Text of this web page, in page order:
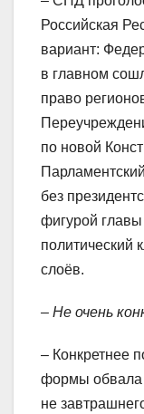
Российская
вариант:
в главном
право
по новой
без
фигурой
политический
слоёв.
– Не очень
– Конкретнее
формы обвала
не